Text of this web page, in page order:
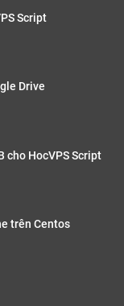
Script
Drive
cho HocVPS Script
trên Centos